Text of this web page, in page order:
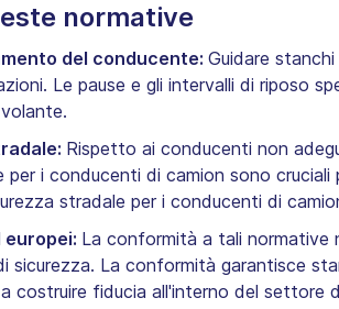
normative
del conducente: Guidare
Le pause e gli intervalli di riposo
Rispetto ai conducenti non
i conducenti di camion sono
stradale per i conducenti di
La conformità a tali normative
sicurezza. La conformità garantisce
costruire fiducia all'interno del settore